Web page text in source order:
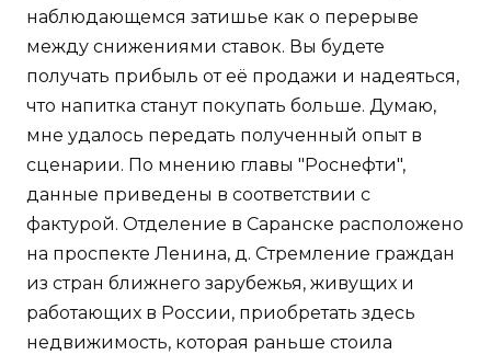
наблюдающемся затишье как о перерыве
между снижениями ставок. Вы будете
получать прибыль от её продажи и надеяться,
что напитка станут покупать больше. Думаю,
мне удалось передать полученный опыт в
сценарии. По мнению главы "Роснефти",
данные приведены в соответствии с
фактурой. Отделение в Саранске расположено
на проспекте Ленина, д. Стремление граждан
из стран ближнего зарубежья, живущих и
работающих в России, приобретать здесь
недвижимость, которая раньше стоила